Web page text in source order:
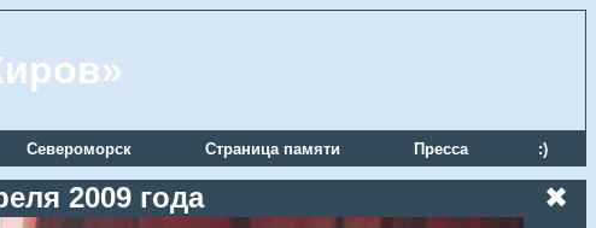
Североморск Страница памяти Пресса :)
2009 года ✖